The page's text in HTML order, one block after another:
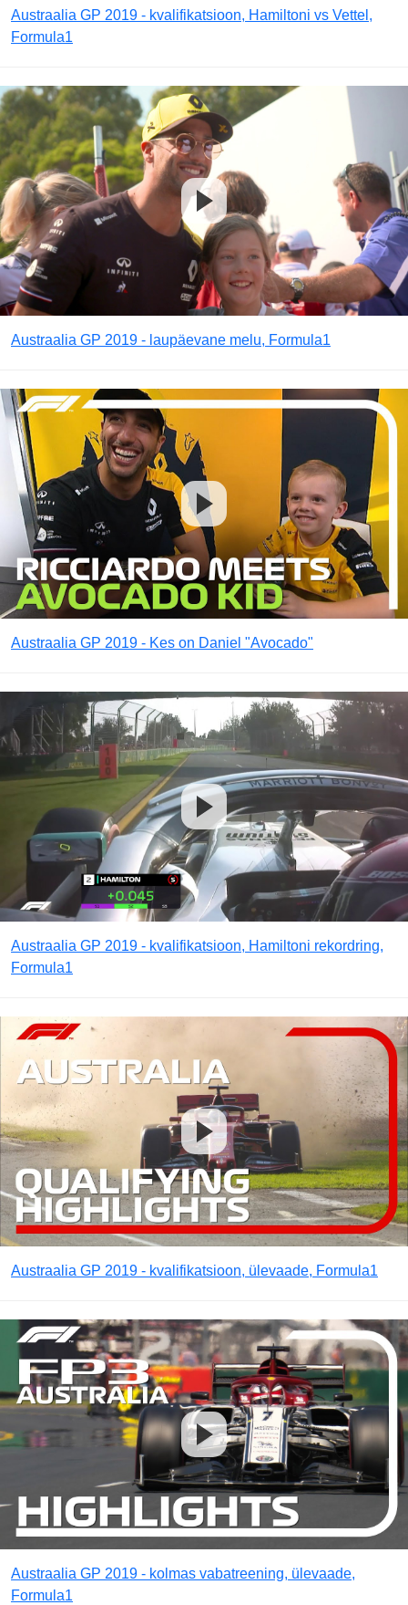
Austraalia GP 2019 - kvalifikatsioon, Hamiltoni vs Vettel,
Formula1
Austraalia GP 2019 - laupäevane melu, Formula1
Austraalia GP 2019 - Kes on Daniel "Avocado"
Austraalia GP 2019 - kvalifikatsioon, Hamiltoni rekordring,
Formula1
Austraalia GP 2019 - kvalifikatsioon, ülevaade, Formula1
Austraalia GP 2019 - kolmas vabatreening, ülevaade,
Formula1